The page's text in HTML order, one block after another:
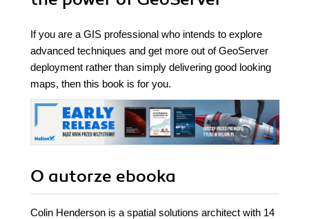
If you are a GIS professional who intends to explore
advanced techniques and get more out of GeoServer
deployment rather than simply delivering good looking
maps, then this book is for you.
O autorze ebooka
Colin Henderson is a spatial solutions architect with 14